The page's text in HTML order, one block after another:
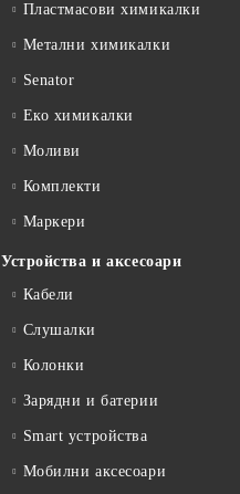
Пластмасови химикалки
Метални химикалки
Senator
Еко химикалки
Моливи
Комплекти
Маркери
Устройства и аксесоари
Кабели
Слушалки
Колонки
Зарядни и батерии
Smart устройства
Мобилни аксесоари